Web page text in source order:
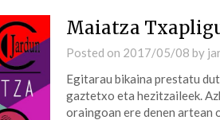
Maiatza
Posted on 2017/05/08 by
Egitarau bikaina prestatu
gaztetxo eta hezitzaileek.
oraingoan ere denen artean